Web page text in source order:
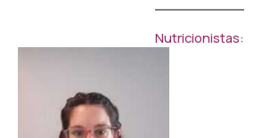
Nutricionistas: